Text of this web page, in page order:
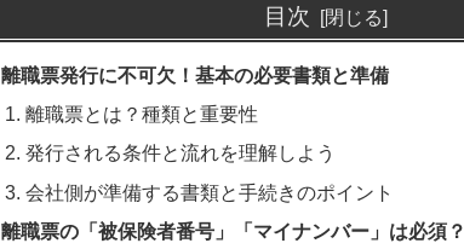
目次
離職票発行に不可欠！基本の必要書類と準備
離職票とは？種類と重要性
発行される条件と流れを理解しよう
会社側が準備する書類と手続きのポイント
離職票の「被保険者番号」「マイナンバー」は必須？